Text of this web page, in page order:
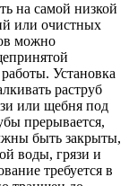
на самой низкой
или очистных
можно
Установка
раструб
или щебня под
прерывается,
быть закрыты,
воды, грязи и
требуется в